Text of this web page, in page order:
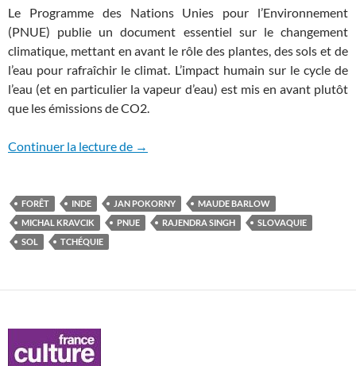
Le Programme des Nations Unies pour l’Environnement
(PNUE) publie un document essentiel sur le changement
climatique, mettant en avant le rôle des plantes, des sols et de
l’eau pour rafraîchir le climat. L’impact humain sur le cycle de
l’eau (et en particulier la vapeur d’eau) est mis en avant plutôt
que les émissions de CO2.
Continuer la lecture de Une autre vision du changement
→
FORÊT INDE JAN POKORNY
MAUDE BARLOW
MICHAL KRAVCIK
PNUE RAJENDRA SINGH
SLOVAQUIE
SOL
TCHÉQUIE